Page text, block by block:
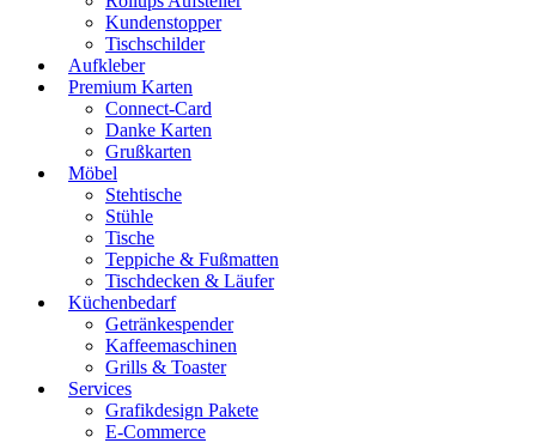
Kundenstopper
Tischschilder
Aufkleber
Premium Karten
Connect-Card
Danke Karten
Grußkarten
Möbel
Stehtische
Stühle
Tische
Teppiche & Fußmatten
Tischdecken & Läufer
Küchenbedarf
Getränkespender
Kaffeemaschinen
Grills & Toaster
Services
Grafikdesign Pakete
E-Commerce